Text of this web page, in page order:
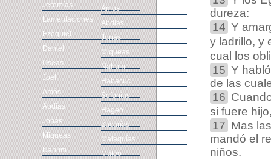
dureza:
14 Y
y ladrillo, y
cual los
15 Y
de las
16
si fuere
17 Mas
mandó el
niños.
Jeremías
Lamentaciones
Ezequiel
Daniel
Oseas
Joel
Amós
Abdias
Jonás
Miqueas
Nahum
Amós
Abdias
Jonás
Miqueas
Nahum
Habacuc
Sofonías
Hageo
Zacarías
Malaquías
Mateo